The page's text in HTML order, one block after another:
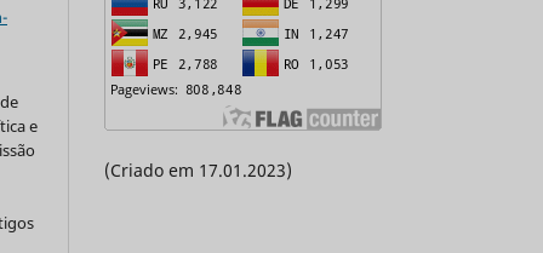
e
(Criado em 17.01.2023)